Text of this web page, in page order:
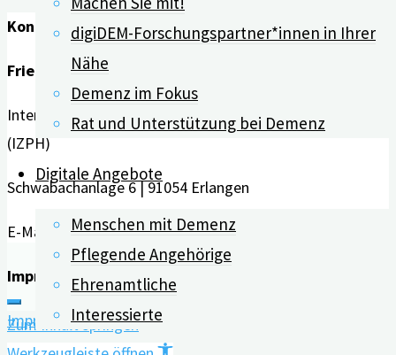
digiDEM-Forschungspartner*innen in Ihrer
Nähe
Demenz im Fokus
Rat und Unterstützung bei Demenz
Digitale Angebote
Menschen mit Demenz
Pflegende Angehörige
Ehrenamtliche
Interessierte
Hörtest
zur
Vorbeugung
von
Kontakt
Friedrich-Alexander-Universität Erlangen-Nürnberg
Interdisziplinäres Zentrum für HTA und Public Health
(IZPH)
Schwabachanlage 6 | 91054 Erlangen
E-Mail:info@digidem-bayern.de
Impressum | Datenschutz
Impressum
Zum Inhalt springen